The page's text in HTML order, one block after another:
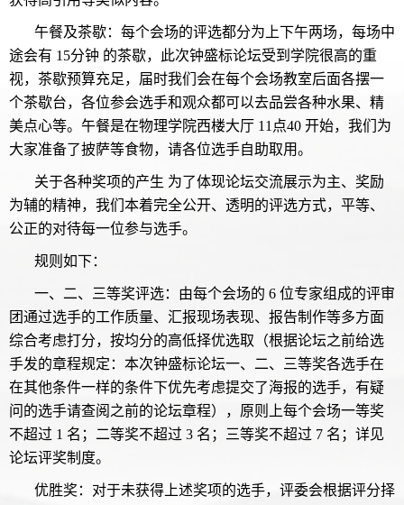
午餐及茶歇：每个会场的评选都分为上下午两场，每场中
途会有 15分钟 的茶歇，此次钟盛标论坛受到学院很高的重
视，茶歇预算充足，届时我们会在每个会场教室后面各摆一
个茶歇台，各位参会选手和观众都可以去品尝各种水果、精
美点心等。午餐是在物理学院西楼大厅 11点40 开始，我们为
大家准备了披萨等食物，请各位选手自助取用。
关于各种奖项的产生 为了体现论坛交流展示为主、奖励
为辅的精神，我们本着完全公开、透明的评选方式，平等、
公正的对待每一位参与选手。
规则如下：
一、二、三等奖评选：由每个会场的 6 位专家组成的评审
团通过选手的工作质量、汇报现场表现、报告制作等多方面
综合考虑打分，按均分的高低择优选取（根据论坛之前给选
手发的章程规定：本次钟盛标论坛一、二、三等奖各选手在
在其他条件一样的条件下优先考虑提交了海报的选手，有疑
问的选手请查阅之前的论坛章程），原则上每个会场一等奖
不超过 1 名；二等奖不超过 3 名；三等奖不超过 7 名；详见
论坛评奖制度。
优胜奖：对于未获得上述奖项的选手，评委会根据评分择